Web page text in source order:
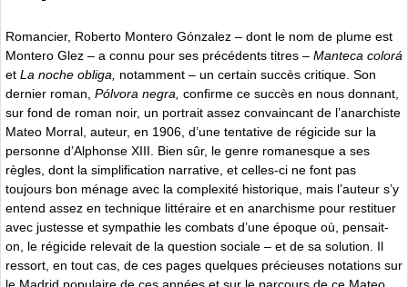
Romancier, Roberto Montero Gónzalez – dont le nom de plume est
Montero Glez – a connu pour ses précédents titres – Manteca colorá
et La noche obliga, notamment – un certain succès critique. Son
dernier roman, Pólvora negra, confirme ce succès en nous donnant,
sur fond de roman noir, un portrait assez convaincant de l’anarchiste
Mateo Morral, auteur, en 1906, d’une tentative de régicide sur la
personne d’Alphonse XIII. Bien sûr, le genre romanesque a ses
règles, dont la simplification narrative, et celles-ci ne font pas
toujours bon ménage avec la complexité historique, mais l’auteur s’y
entend assez en technique littéraire et en anarchisme pour restituer
avec justesse et sympathie les combats d’une époque où, pensait-
on, le régicide relevait de la question sociale – et de sa solution. Il
ressort, en tout cas, de ces pages quelques précieuses notations sur